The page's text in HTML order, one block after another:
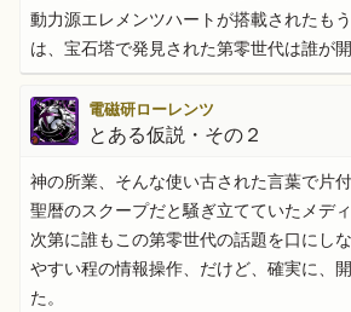
動力源エレメンツハートが搭載されたも
は、宝石塔で発見された第零世代は誰が
電磁研ローレンツ
とある仮説・その２
神の所業、そんな使い古された言葉で片
聖暦のスクープだと騒ぎ立てていたメデ
次第に誰もこの第零世代の話題を口にし
やすい程の情報操作、だけど、確実に、
た。